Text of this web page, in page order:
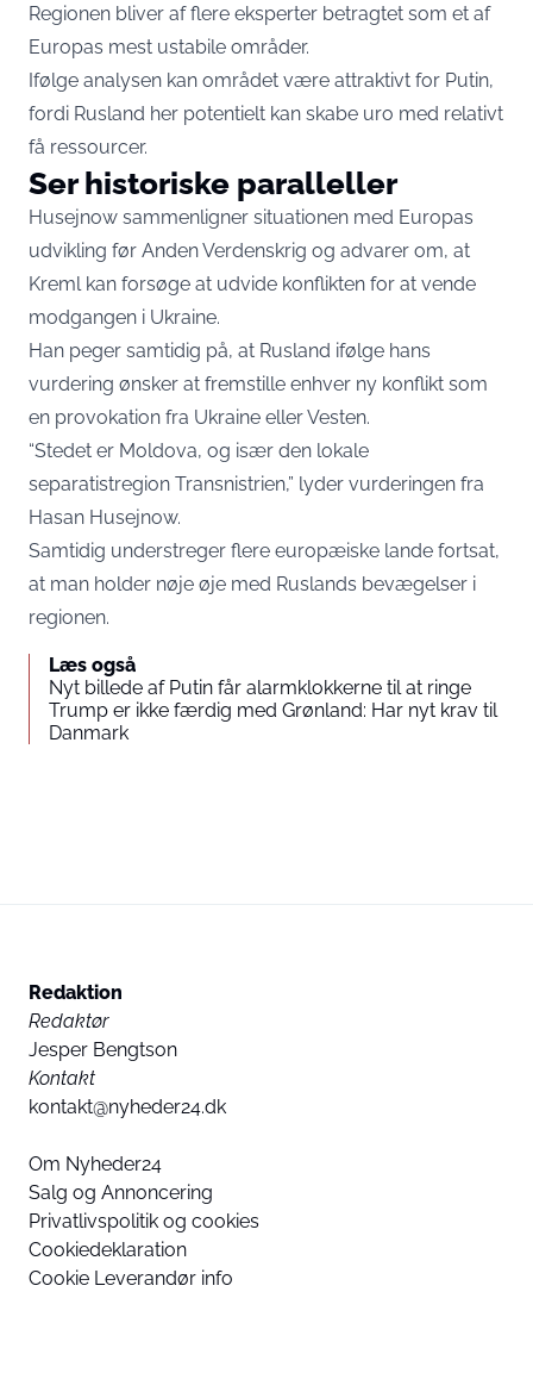
Regionen bliver af flere eksperter betragtet som et af
Europas mest ustabile områder.
Ifølge analysen kan området være attraktivt for Putin,
fordi Rusland her potentielt kan skabe uro med relativt
få ressourcer.
Ser historiske paralleller
Husejnow sammenligner situationen med Europas
udvikling før Anden Verdenskrig og advarer om, at
Kreml kan forsøge at udvide konflikten for at vende
modgangen i Ukraine.
Han peger samtidig på, at Rusland ifølge hans
vurdering ønsker at fremstille enhver ny konflikt som
en provokation fra Ukraine eller Vesten.
“Stedet er Moldova, og især den lokale
separatistregion Transnistrien,” lyder vurderingen fra
Hasan Husejnow.
Samtidig understreger flere europæiske lande fortsat,
at man holder nøje øje med Ruslands bevægelser i
regionen.
Læs også
Nyt billede af Putin får alarmklokkerne til at ringe
Trump er ikke færdig med Grønland: Har nyt krav til
Danmark
Redaktion
Redaktør
Jesper Bengtson
Kontakt
kontakt@nyheder24.dk
Om Nyheder24
Salg og Annoncering
Privatlivspolitik og cookies
Cookiedeklaration
Cookie Leverandør info